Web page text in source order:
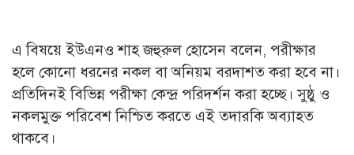
এ বিষয়ে ইউএনও শাহ জহুরুল হোসেন বলেন, পরীক্ষার
হলে কোনো ধরনের নকল বা অনিয়ম বরদাশত করা হবে না।
প্রতিদিনই বিভিন্ন পরীক্ষা কেন্দ্র পরিদর্শন করা হচ্ছে। সুষ্ঠু ও
নকলমুক্ত পরিবেশ নিশ্চিত করতে এই তদারকি অব্যাহত
থাকবে।